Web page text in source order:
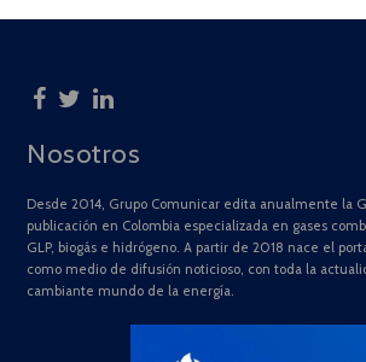
Nosotros
Desde 2014, Grupo Comunicar edita anualmente la
publicación en Colombia especializada en gases
GLP, biogás e hidrógeno. A partir de 2018 nace el
como medio de difusión noticioso, con toda la
cambiante mundo de la energía.